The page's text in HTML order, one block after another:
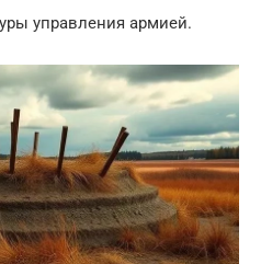
управления армией.